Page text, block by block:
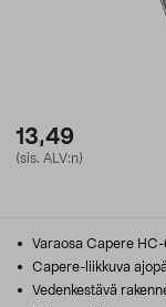
13,49
(sis. ALV:n)
Varaosa Capere
Capere-liikkuva
Vedenkestävä